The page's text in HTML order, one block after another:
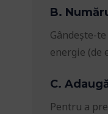
B.
Gândește-
energie (de
C.
Pentru a